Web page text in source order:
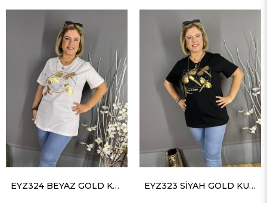
EYZ324 BEYAZ GOLD KUŞ BASKILI TİŞÖRT EYZ323 SİYAH GOLD KUŞ BASKILI TİŞÖRT